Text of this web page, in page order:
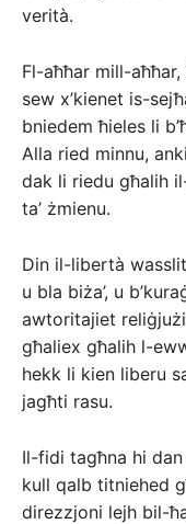
verità.
Fl-aħħar mill-
sew x’kienet is-
bniedem ħieles li
Alla ried minnu,
dak li riedu għalih
ta’ żmienu.
Din il-libertà
u bla biża’, u
awtoritajiet
għaliex għalih l-
hekk li kien liberu
jagħti rasu.
Il-fidi tagħna hi
kull qalb titniehed
direzzjoni lejh bil-